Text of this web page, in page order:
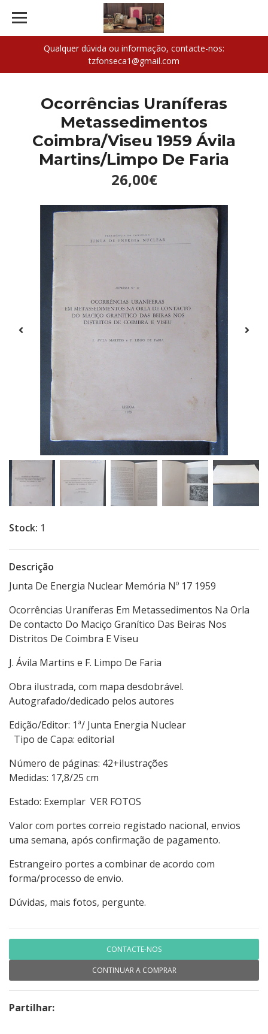
Qualquer dúvida ou informação, contacte-nos:
tzfonseca1@gmail.com
Ocorrências Uraníferas
Metassedimentos
Coimbra/Viseu 1959 Ávila
Martins/Limpo De Faria
26,00€
Stock: 1
Descrição
Junta De Energia Nuclear Memória Nº 17 1959
Ocorrências Uraníferas Em Metassedimentos Na Orla
De contacto Do Maciço Granítico Das Beiras Nos
Distritos De Coimbra E Viseu
J. Ávila Martins e F. Limpo De Faria
Obra ilustrada, com mapa desdobrável.
Autografado/dedicado pelos autores
Edição/Editor: 1ª/ Junta Energia Nuclear
Tipo de Capa: editorial
Número de páginas: 42+ilustrações
Medidas: 17,8/25 cm
Estado: Exemplar VER FOTOS
Valor com portes correio registado nacional, envios
uma semana, após confirmação de pagamento.
Estrangeiro portes a combinar de acordo com
forma/processo de envio.
Dúvidas, mais fotos, pergunte.
CONTACTE-NOS
CONTINUAR A COMPRAR
Partilhar: